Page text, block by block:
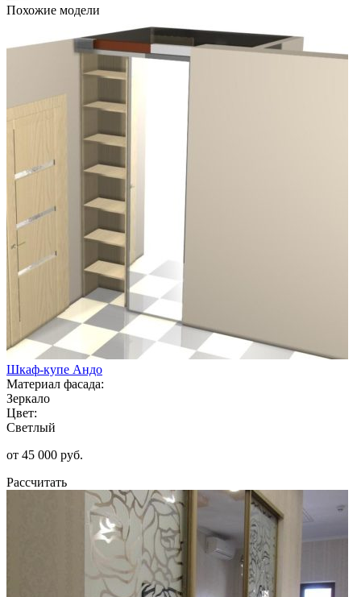
Похожие модели
Шкаф-купе Андо
Материал фасада:
Зеркало
Цвет:
Светлый
от 45 000 руб.
Рассчитать